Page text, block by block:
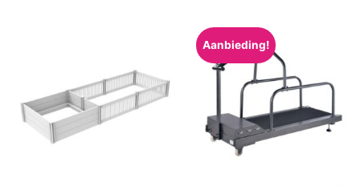
Aanbieding!